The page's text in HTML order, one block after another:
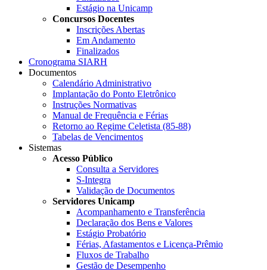
Estágio na Unicamp
Concursos Docentes
Inscrições Abertas
Em Andamento
Finalizados
Cronograma SIARH
Documentos
Calendário Administrativo
Implantação do Ponto Eletrônico
Instruções Normativas
Manual de Frequência e Férias
Retorno ao Regime Celetista (85-88)
Tabelas de Vencimentos
Sistemas
Acesso Público
Consulta a Servidores
S-Integra
Validação de Documentos
Servidores Unicamp
Acompanhamento e Transferência
Declaração dos Bens e Valores
Estágio Probatório
Férias, Afastamentos e Licença-Prêmio
Fluxos de Trabalho
Gestão de Desempenho